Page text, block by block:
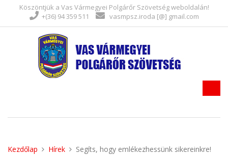
Köszöntjük a Vas Vármegyei Polgárőr Szövetség weboldalán!
+(36) 94 359 511
vasmpsz.iroda [@] gmail.com
Kezdőlap Hírek Segíts, hogy emlékezhessünk sikereinkre!